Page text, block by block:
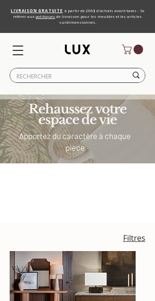
LIVRAISON GRATUITE à partir de 200$ d'achats avant taxes - Se
référer aux politiques de livraison pour les meubles et les articles
surdimensionnés.
Rehaussez votre
espace de vie
Apportez du caractère à chaque
pièce
Filtres